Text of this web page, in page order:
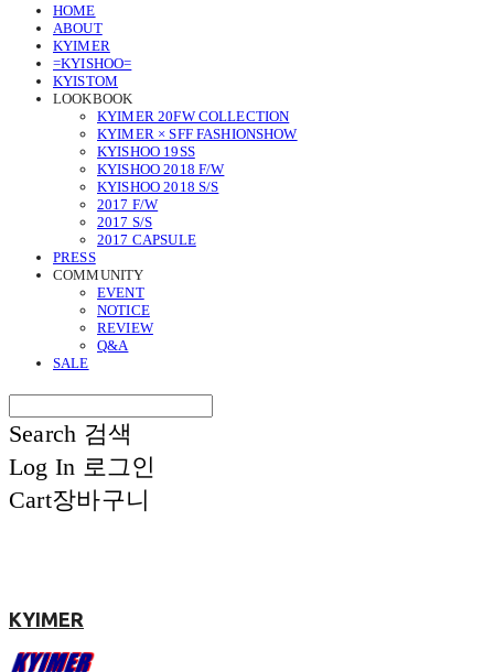
HOME
ABOUT
KYIMER
=KYISHOO=
KYISTOM
LOOKBOOK
KYIMER 20FW COLLECTION
KYIMER × SFF FASHIONSHOW
KYISHOO 19SS
KYISHOO 2018 F/W
KYISHOO 2018 S/S
2017 F/W
2017 S/S
2017 CAPSULE
PRESS
COMMUNITY
EVENT
NOTICE
REVIEW
Q&A
SALE
Search 검색
Log In 로그인
Cart장바구니
KYIMER